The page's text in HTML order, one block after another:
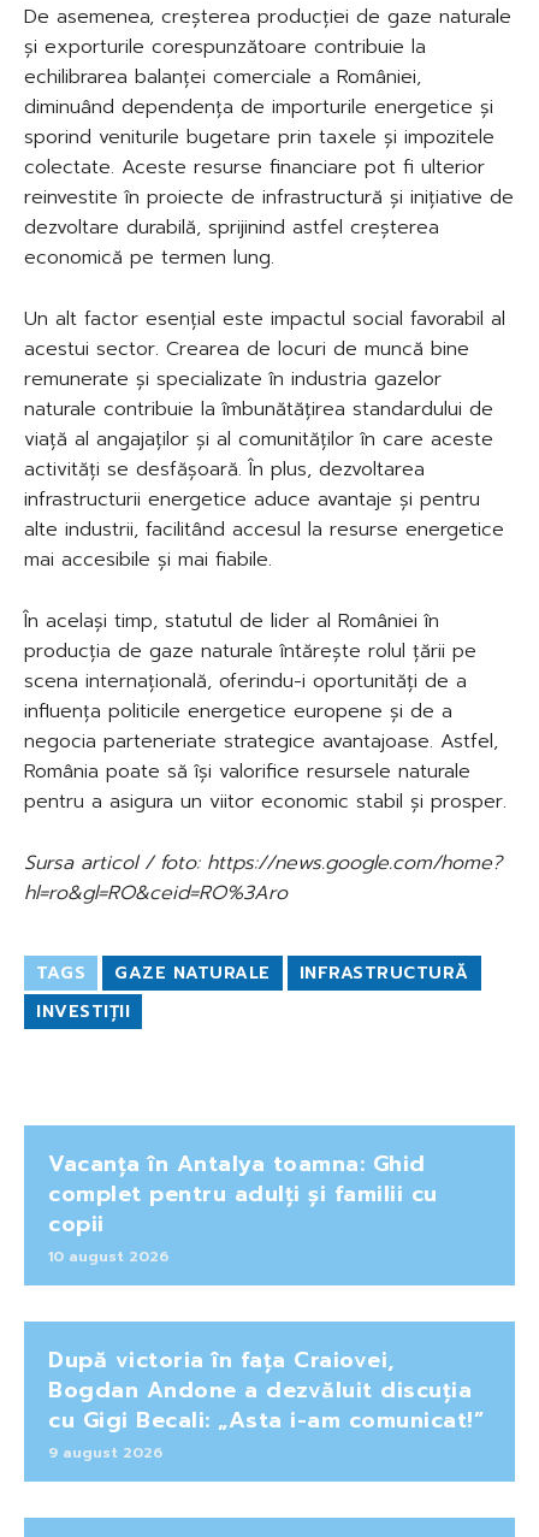
De asemenea, creșterea producției de gaze naturale
și exporturile corespunzătoare contribuie la
echilibrarea balanței comerciale a României,
diminuând dependența de importurile energetice și
sporind veniturile bugetare prin taxele și impozitele
colectate. Aceste resurse financiare pot fi ulterior
reinvestite în proiecte de infrastructură și inițiative de
dezvoltare durabilă, sprijinind astfel creșterea
economică pe termen lung.
Un alt factor esențial este impactul social favorabil al
acestui sector. Crearea de locuri de muncă bine
remunerate și specializate în industria gazelor
naturale contribuie la îmbunătățirea standardului de
viață al angajaților și al comunităților în care aceste
activități se desfășoară. În plus, dezvoltarea
infrastructurii energetice aduce avantaje și pentru
alte industrii, facilitând accesul la resurse energetice
mai accesibile și mai fiabile.
În același timp, statutul de lider al României în
producția de gaze naturale întărește rolul țării pe
scena internațională, oferindu-i oportunități de a
influența politicile energetice europene și de a
negocia parteneriate strategice avantajoase. Astfel,
România poate să își valorifice resursele naturale
pentru a asigura un viitor economic stabil și prosper.
Sursa articol / foto: https://news.google.com/home?
hl=ro&gl=RO&ceid=RO%3Aro
TAGS GAZE NATURALE
INFRASTRUCTURĂ
INVESTIȚII
Vacanța în Antalya toamna: Ghid
complet pentru adulți și familii cu
copii
10 august 2026
După victoria în fața Craiovei,
Bogdan Andone a dezvăluit discuția
cu Gigi Becali: „Asta i-am comunicat!”
9 august 2026